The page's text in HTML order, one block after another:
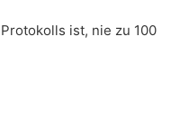
ist, nie zu 100